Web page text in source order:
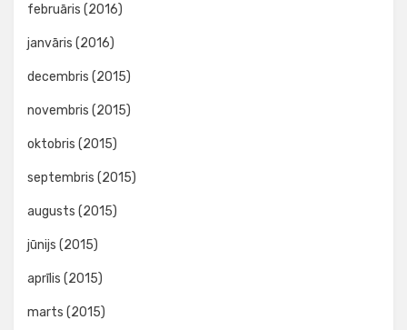
februāris (2016)
janvāris (2016)
decembris (2015)
novembris (2015)
oktobris (2015)
septembris (2015)
augusts (2015)
jūnijs (2015)
aprīlis (2015)
marts (2015)